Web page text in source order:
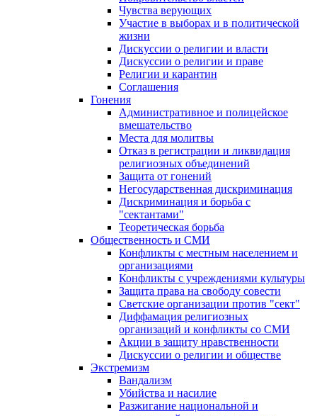
Чувства верующих
Участие в выборах и в политической
жизни
Дискуссии о религии и власти
Дискуссии о религии и праве
Религии и карантин
Соглашения
Гонения
Административное и полицейское
вмешательство
Места для молитвы
Отказ в регистрации и ликвидация
религиозных объединений
Защита от гонений
Негосударственная дискриминация
Дискриминация и борьба с
"сектантами"
Теоретическая борьба
Общественность и СМИ
Конфликты с местным населением и
организациями
Конфликты с учреждениями культуры
Защита права на свободу совести
Светские организации против "сект"
Диффамация религиозных
организаций и конфликты со СМИ
Акции в защиту нравственности
Дискуссии о религии и обществе
Экстремизм
Вандализм
Убийства и насилие
Разжигание национальной и